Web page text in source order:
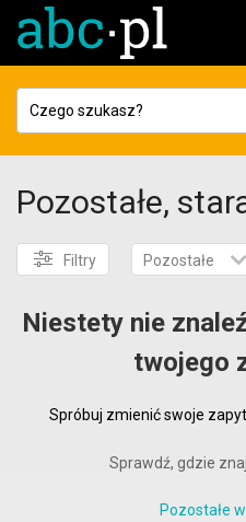
Pozostałe,
Filtry Pozostałe
Niestety nie
twojego
Spróbuj zmienić swoje
Sprawdź, gdzie
Pozostałe